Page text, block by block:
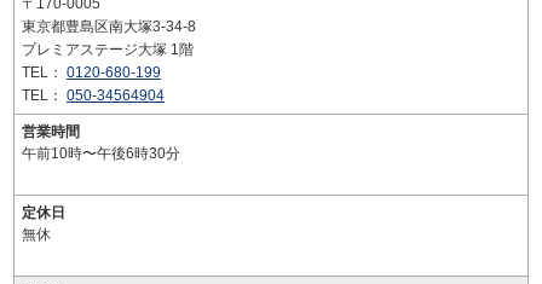
〒170-0005
東京都豊島区南大塚3-34-8
プレミアステージ大塚 1階
TEL： 0120-680-199
TEL： 050-34564904
営業時間
午前10時〜午後6時30分
定休日
無休